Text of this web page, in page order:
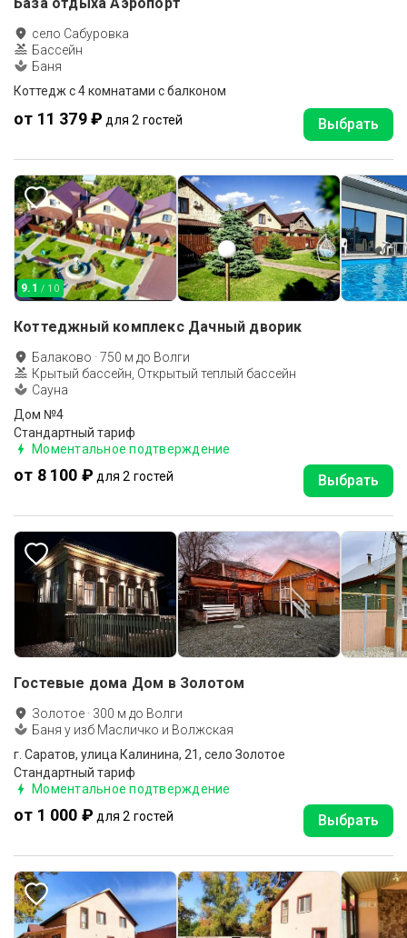
село Сабуровка
Бассейн
Баня
Коттедж с 4 комнатами с балконом
от 11 379 ₽ для 2 гостей Выбрать
9.1 / 10
Коттеджный комплекс Дачный дворик
Балаково ·750 м до Волги
Крытый бассейн, Открытый теплый бассейн
Сауна
Дом №4
Стандартный тариф
Моментальное подтверждение
от 8 100 ₽ для 2 гостей Выбрать
Гостевые дома Дом в Золотом
Золотое · 300 м до Волги
Баня у изб Масличко и Волжская
г. Саратов, улица Калинина, 21, село Золотое
Стандартный тариф
Моментальное подтверждение
от 1 000 ₽ для 2 гостей Выбрать